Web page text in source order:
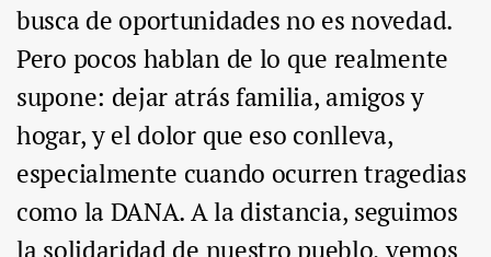
busca de oportunidades no es novedad.
Pero pocos hablan de lo que realmente
supone: dejar atrás familia, amigos y
hogar, y el dolor que eso conlleva,
especialmente cuando ocurren tragedias
como la DANA. A la distancia, seguimos
la solidaridad de nuestro pueblo, vemos